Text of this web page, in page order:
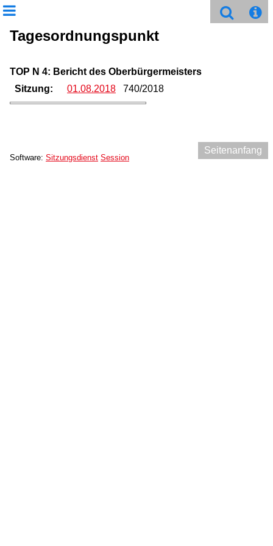
Tagesordnungspunkt
TOP N 4: Bericht des Oberbürgermeisters
Sitzung:
01.08.2018 740/2018
Seitenanfang
Software: Sitzungsdienst Session